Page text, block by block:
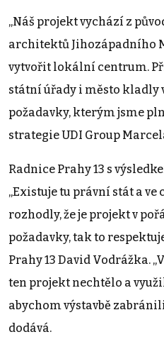
„Náš projekt vychází z
architektů Jihozápadního
vytvořit lokální centrum.
státní úřady i město kladly
požadavky, kterým jsme
strategie UDI Group
Radnice Prahy 13 s
„Existuje tu právní stát a
rozhodly, že je projekt v
požadavky, tak to
Prahy 13 David Vodrážka.
ten projekt nechtělo a
abychom výstavbě
dodává.